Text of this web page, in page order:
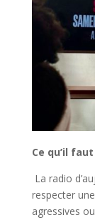
Ce qu’il
La radio
respecter
agressives